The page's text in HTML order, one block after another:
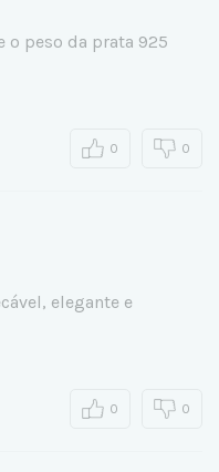
o peso da prata 925
0 0
elegante e
0 0